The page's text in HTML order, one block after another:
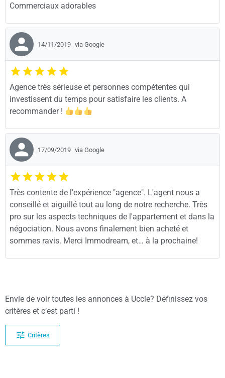
Commerciaux adorables
14/11/2019 via Google
Agence très sérieuse et personnes compétentes qui
investissent du temps pour satisfaire les clients. A
recommander !
17/09/2019 via Google
Très contente de l'expérience "agence". L'agent nous a
conseillé et aiguillé tout au long de notre recherche. Très
pro sur les aspects techniques de l'appartement et dans la
négociation. Nous avons finalement bien acheté et
sommes ravis. Merci Immodream, et… à la prochaine!
Envie de voir toutes les annonces à Uccle? Définissez vos
critères et c’est parti !
Critères